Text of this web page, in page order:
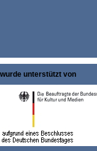
wurde unterstützt von